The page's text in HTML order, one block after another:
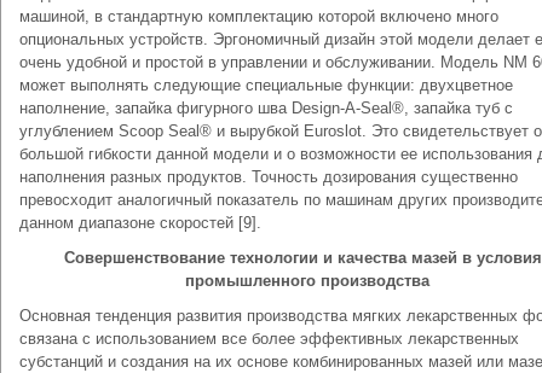
машиной, в стандартную комплектацию которой включено много
опциональных устройств. Эргономичный дизайн этой модели делает
очень удобной и простой в управлении и обслуживании. Модель NM
может выполнять следующие специальные функции: двухцветное
наполнение, запайка фигурного шва Design-A-Seal®, запайка туб с
углублением Scoop Seal® и вырубкой Euroslot. Это свидетельствует о
большой гибкости данной модели и о возможности ее использования
наполнения разных продуктов. Точность дозирования существенно
превосходит аналогичный показатель по машинам других
данном диапазоне скоростей [9].
Совершенствование технологии и качества мазей в
промышленного производства
Основная тенденция развития производства мягких лекарственных
связана с использованием все более эффективных лекарственных
субстанций и создания на их основе комбинированных мазей или